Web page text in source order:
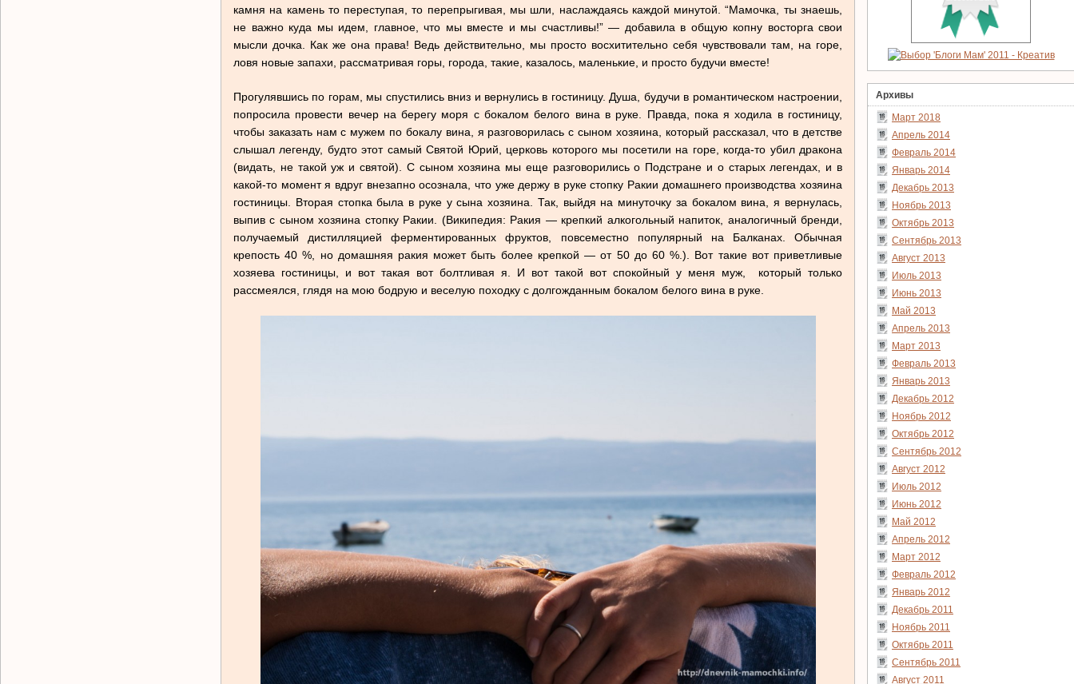
камня на камень то переступая, то перепрыгивая, мы шли, наслаждаясь каждой минутой. “Мамочка, ты знаешь,
не важно куда мы идем, главное, что мы вместе и мы счастливы!” — добавила в общую копну восторга свои
мысли дочка. Как же она права! Ведь действительно, мы просто восхитительно себя чувствовали там, на горе,
ловя новые запахи, рассматривая горы, города, такие, казалось, маленькие, и просто будучи вместе!
Прогулявшись по горам, мы спустились вниз и вернулись в гостиницу. Душа, будучи в романтическом настроении,
попросила провести вечер на берегу моря с бокалом белого вина в руке. Правда, пока я ходила в гостиницу,
чтобы заказать нам с мужем по бокалу вина, я разговорилась с сыном хозяина, который рассказал, что в детстве
слышал легенду, будто этот самый Святой Юрий, церковь которого мы посетили на горе, когда-то убил дракона
(видать, не такой уж и святой). С сыном хозяина мы еще разговорились о Подстране и о старых легендах, и в
какой-то момент я вдруг внезапно осознала, что уже держу в руке стопку Ракии домашнего производства хозяина
гостиницы. Вторая стопка была в руке у сына хозяина. Так, выйдя на минуточку за бокалом вина, я вернулась,
выпив с сыном хозяина стопку Ракии. (Википедия: Ракия — крепкий алкогольный напиток, аналогичный бренди,
получаемый дистилляцией ферментированных фруктов, повсеместно популярный на Балканах. Обычная
крепость 40 %, но домашняя ракия может быть более крепкой — от 50 до 60 %.). Вот такие вот приветливые
хозяева гостиницы, и вот такая вот болтливая я. И вот такой вот спокойный у меня муж, который только
рассмеялся, глядя на мою бодрую и веселую походку с долгожданным бокалом белого вина в руке.
Архивы
Март 2018
Апрель 2014
Февраль 2014
Январь 2014
Декабрь 2013
Ноябрь 2013
Октябрь 2013
Сентябрь 2013
Август 2013
Июль 2013
Июнь 2013
Май 2013
Апрель 2013
Март 2013
Февраль 2013
Январь 2013
Декабрь 2012
Ноябрь 2012
Октябрь 2012
Сентябрь 2012
Август 2012
Июль 2012
Июнь 2012
Май 2012
Апрель 2012
Март 2012
Февраль 2012
Январь 2012
Декабрь 2011
Ноябрь 2011
Октябрь 2011
Сентябрь 2011
Август 2011